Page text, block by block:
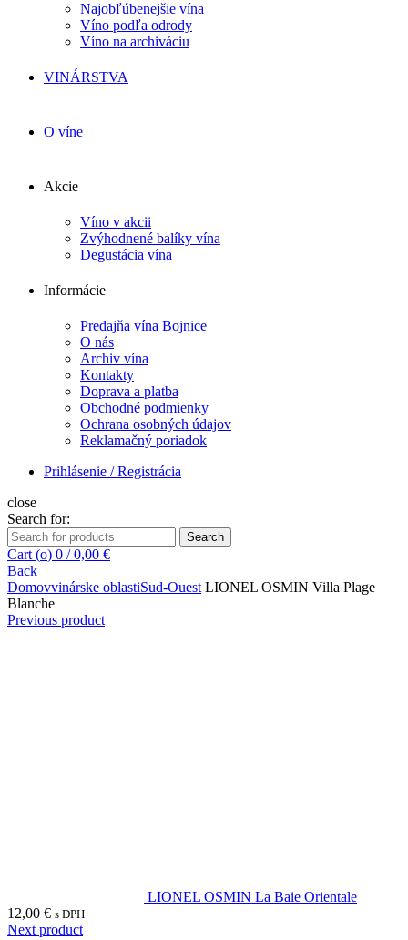
Najobľúbenejšie vína
Víno podľa odrody
Víno na archiváciu
VINÁRSTVA
O víne
Akcie
Víno v akcii
Zvýhodnené balíky vína
Degustácia vína
Informácie
Predajňa vína Bojnice
O nás
Archiv vína
Kontakty
Doprava a platba
Obchodné podmienky
Ochrana osobných údajov
Reklamačný poriadok
Prihlásenie / Registrácia
close
Search for:
Search
Cart (o) 0 / 0,00 €
Back
Domovvinárske oblastiSud-Ouest LIONEL OSMIN Villa Plage
Blanche
Previous product
LIONEL OSMIN La Baie Orientale
12,00 € s DPH
Next product